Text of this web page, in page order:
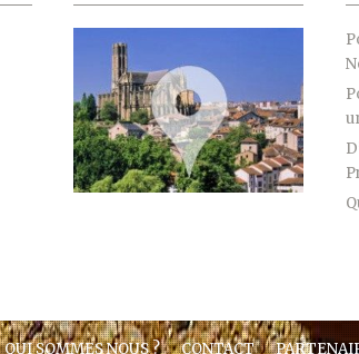
QUI SOMMES NOUS ? CONTACT